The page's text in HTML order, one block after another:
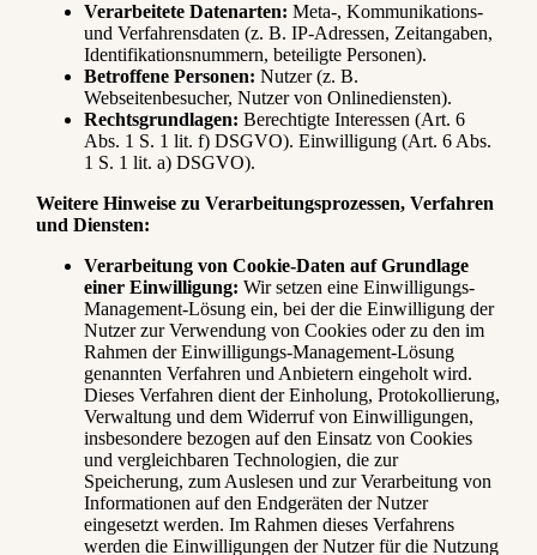
Verarbeitete Datenarten: Meta-, Kommunikations-
und Verfahrensdaten (z. B. IP-Adressen, Zeitangaben,
Identifikationsnummern, beteiligte Personen).
Betroffene Personen: Nutzer (z. B.
Webseitenbesucher, Nutzer von Onlinediensten).
Rechtsgrundlagen: Berechtigte Interessen (Art. 6
Abs. 1 S. 1 lit. f) DSGVO). Einwilligung (Art. 6 Abs.
1 S. 1 lit. a) DSGVO).
Weitere Hinweise zu Verarbeitungsprozessen, Verfahren
und Diensten:
Verarbeitung von Cookie-Daten auf Grundlage
einer Einwilligung: Wir setzen eine Einwilligungs-
Management-Lösung ein, bei der die Einwilligung der
Nutzer zur Verwendung von Cookies oder zu den im
Rahmen der Einwilligungs-Management-Lösung
genannten Verfahren und Anbietern eingeholt wird.
Dieses Verfahren dient der Einholung, Protokollierung,
Verwaltung und dem Widerruf von Einwilligungen,
insbesondere bezogen auf den Einsatz von Cookies
und vergleichbaren Technologien, die zur
Speicherung, zum Auslesen und zur Verarbeitung von
Informationen auf den Endgeräten der Nutzer
eingesetzt werden. Im Rahmen dieses Verfahrens
werden die Einwilligungen der Nutzer für die Nutzung